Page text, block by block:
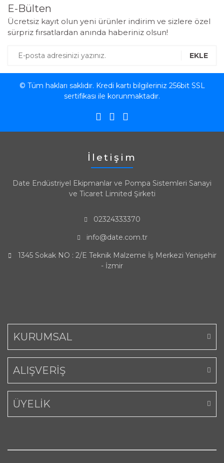
E-Bülten
Ücretsiz kayıt olun yeni ürünler indirim ve sizlere özel
sürpriz fırsatlardan anında haberiniz olsun!
EKLE
© Tüm hakları saklıdır. Kredi kartı bilgileriniz 256bit SSL
sertifikası ile korunmaktadır.
İletişim
Date Endüstriyel Ekipmanlar ve Pompa Sistemleri Sanayi
ve Ticaret Limited Şirketi
02324333370
info@date.com.tr
1345 Sokak NO : 2/E Teknik Malzeme İş Merkezi Yenişehir
- İzmir
KURUMSAL
ALIŞVERİŞ
ÜYELİK